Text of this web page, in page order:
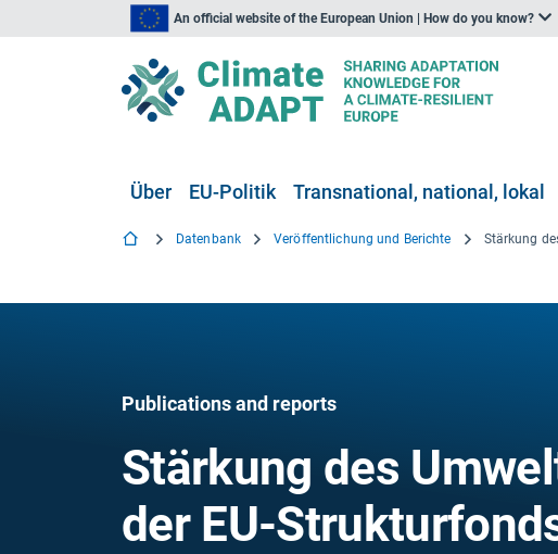
An official website of the European Union | How do you know?
Über EU-Politik Transnational, national, lokal
Datenbank Veröffentlichung und Berichte
Publications and reports
Stärkung des
der EU-